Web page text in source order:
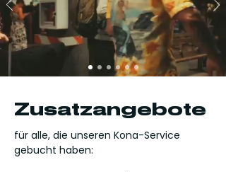
Zusatzangebote
für alle, die unseren Kona-Service
gebucht haben: